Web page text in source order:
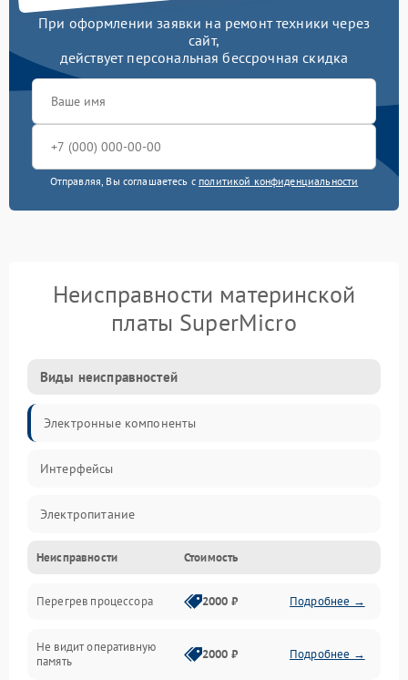
При оформлении заявки на ремонт техники через
сайт,
действует персональная бессрочная скидка
Отправляя, Вы соглашаетесь с политикой конфиденциальности
Неисправности материнской
платы SuperMicro
Виды неисправностей
Электронные компоненты
Интерфейсы
Электропитание
Корпус/Герметичность
Механика
ПО/Микропрограмма
Неисправности Стоимость
Перегрев процессора 2000 ₽ Подробнее →
Не видит оперативную
память
2000 ₽ Подробнее →